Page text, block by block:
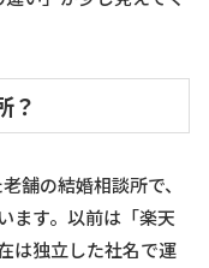
？
舗の結婚相談所で、
ます。以前は「楽天
は独立した社名で運